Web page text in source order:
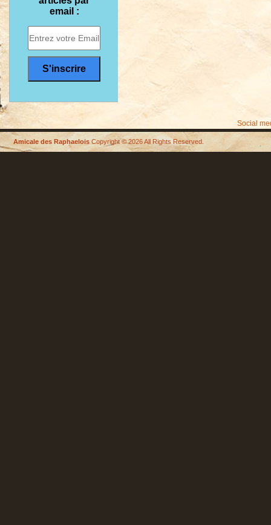
email :
Social
Amicale des RaphaeloisCopyright © 2026 All Rights Reserved.